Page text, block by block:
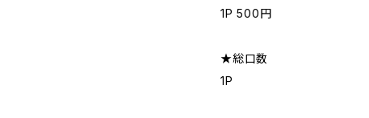
1P 500円
★総口数
1P